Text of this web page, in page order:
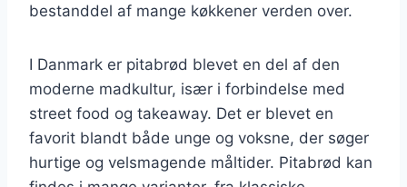
bestanddel af mange køkkener verden over.
I Danmark er pitabrød blevet en del af den
moderne madkultur, især i forbindelse med
street food og takeaway. Det er blevet en
favorit blandt både unge og voksne, der søger
hurtige og velsmagende måltider. Pitabrød kan